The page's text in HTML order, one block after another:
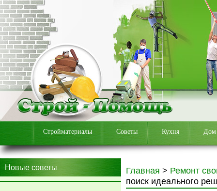
Стройматериалы Советы Кухня Дом
Новые советы Главная > Ремонт
поиск идеального